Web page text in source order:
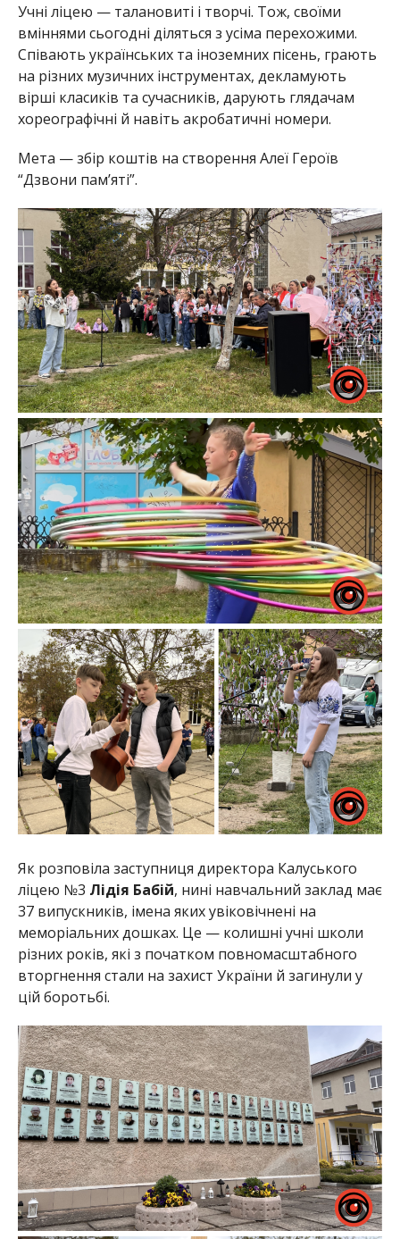
Учні ліцею — талановиті і творчі. Тож, своїми
вміннями сьогодні діляться з усіма перехожими.
Співають українських та іноземних пісень, грають
на різних музичних інструментах, декламують
вірші класиків та сучасників, дарують глядачам
хореографічні й навіть акробатичні номери.
Мета — збір коштів на створення Алеї Героїв
“Дзвони памʼяті”.
Як розповіла заступниця директора Калуського
ліцею №3 Лідія Бабій, нині навчальний заклад має
37 випускників, імена яких увіковічнені на
меморіальних дошках. Це — колишні учні школи
різних років, які з початком повномасштабного
вторгнення стали на захист України й загинули у
цій боротьбі.